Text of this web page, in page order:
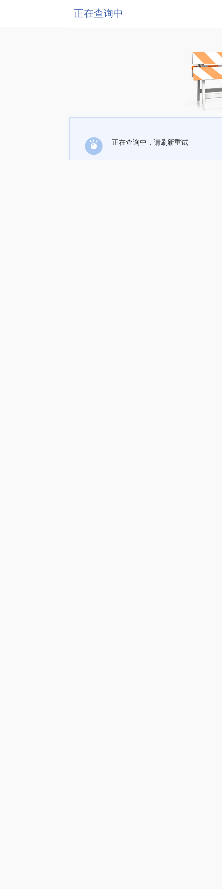
正在查询中
正在查询中，请刷新重试